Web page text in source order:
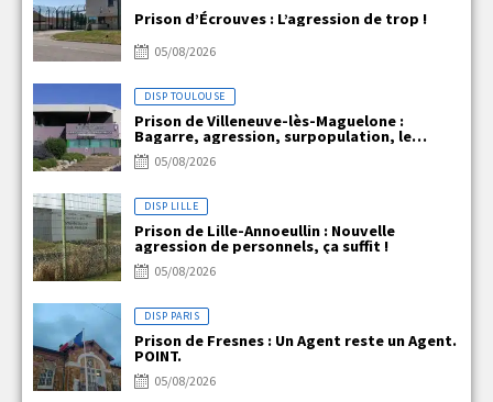
Prison d’Écrouves : L’agression de trop !
05/08/2026
DISP TOULOUSE
Prison de Villeneuve-lès-Maguelone :
Bagarre, agression, surpopulation, le
quotidien explosif de VLM !!!
05/08/2026
DISP LILLE
Prison de Lille-Annoeullin : Nouvelle
agression de personnels, ça suffit !
05/08/2026
DISP PARIS
Prison de Fresnes : Un Agent reste un Agent.
POINT.
05/08/2026